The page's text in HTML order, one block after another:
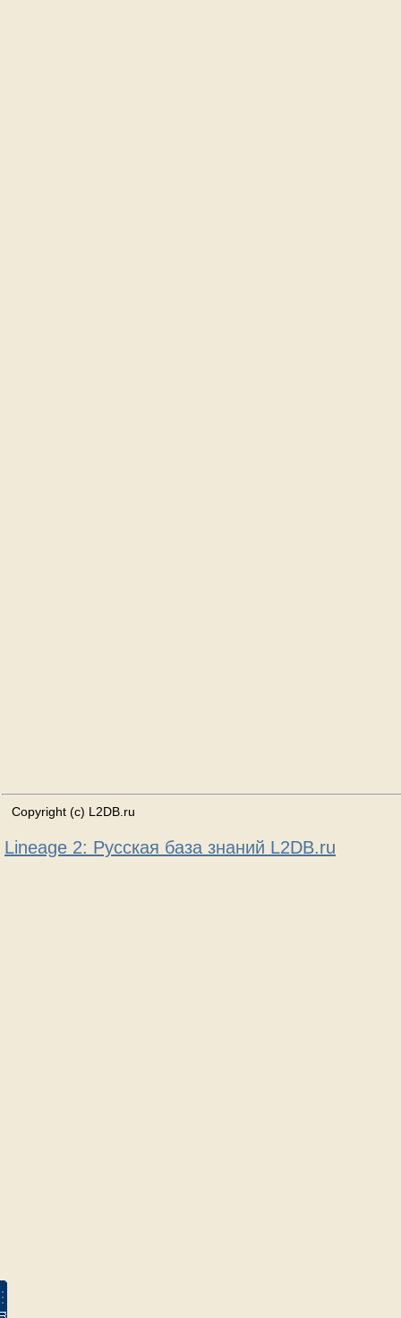
Copyright (c) L2DB.ru
Lineage 2: Русская база знаний L2DB.ru